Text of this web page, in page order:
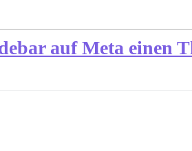
auf Meta einen